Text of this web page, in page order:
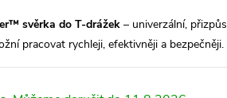
svěrka do T-drážek – univerzální,
pracovat rychleji, efektivněji a bezpečněji.